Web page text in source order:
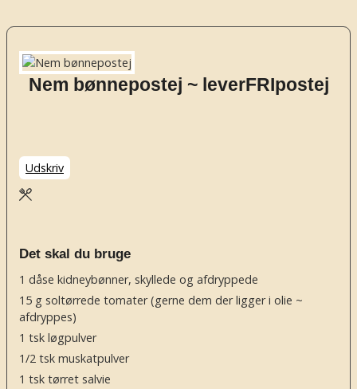
Nem bønnepostej ~ leverFRIpostej
Udskriv
Det skal du bruge
1 dåse kidneybønner, skyllede og afdryppede
15 g soltørrede tomater (gerne dem der ligger i olie ~
afdryppes)
1 tsk løgpulver
1/2 tsk muskatpulver
1 tsk tørret salvie